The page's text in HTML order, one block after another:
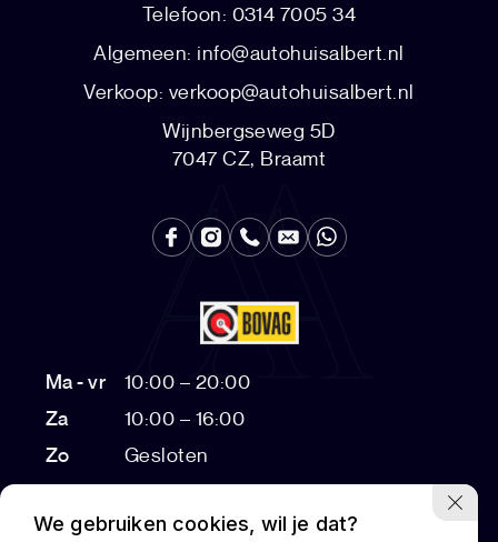
Telefoon: 0314 7005 34
Algemeen: info@autohuisalbert.nl
Verkoop: verkoop@autohuisalbert.nl
Wijnbergseweg 5D
7047 CZ, Braamt
Ma - vr
10:00 – 20:00
Za
10:00 – 16:00
Zo
Gesloten
Bezichtigingen na 17:00 op afspraak
We gebruiken cookies, wil je dat?